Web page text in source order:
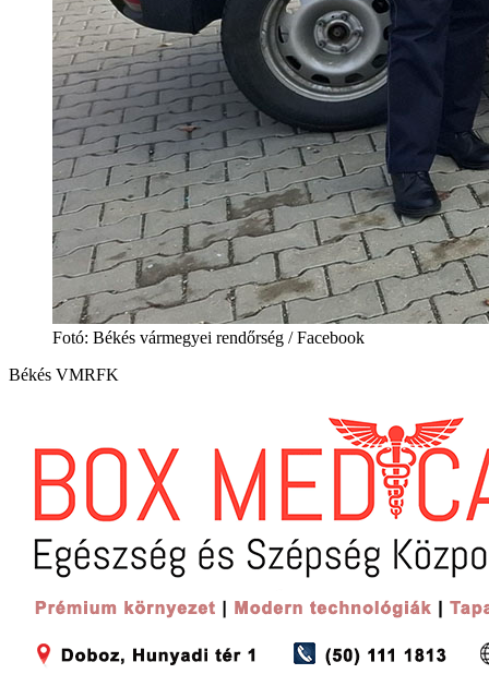
Fotó: Békés vármegyei rendőrség / Facebook
Békés VMRFK